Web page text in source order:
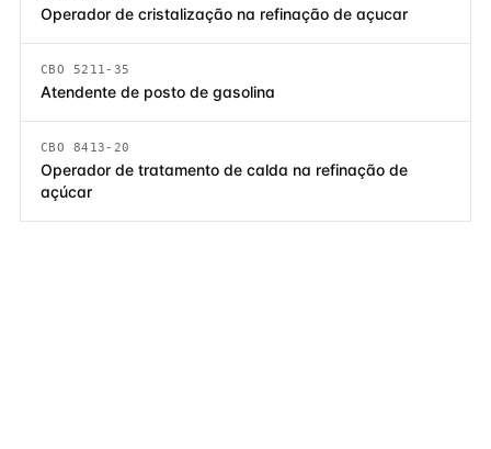
Operador de cristalização na refinação de açucar
CBO 5211-35
Atendente de posto de gasolina
CBO 8413-20
Operador de tratamento de calda na refinação de
açúcar